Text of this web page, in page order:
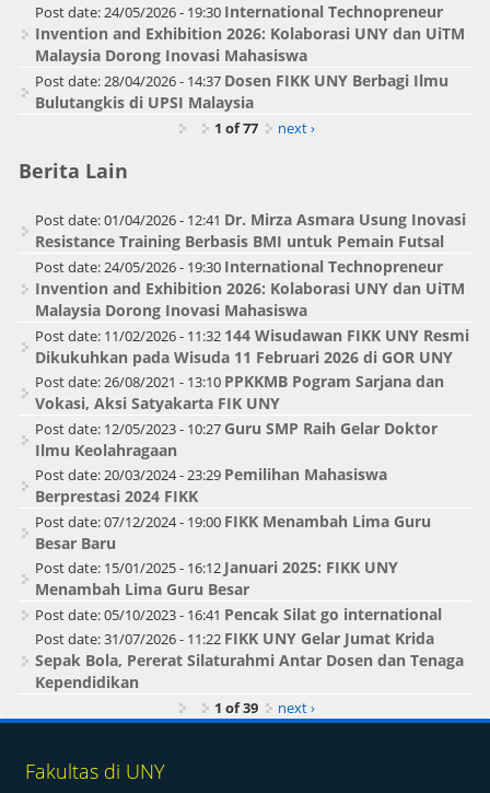
Post date:24/05/2026 - 19:30 International Technopreneur
Invention and Exhibition 2026: Kolaborasi UNY dan UiTM
Malaysia Dorong Inovasi Mahasiswa
Post date:28/04/2026 - 14:37 Dosen FIKK UNY Berbagi Ilmu
Bulutangkis di UPSI Malaysia
1 of 77 next ›
Berita Lain
Post date:01/04/2026 - 12:41 Dr. Mirza Asmara Usung Inovasi
Resistance Training Berbasis BMI untuk Pemain Futsal
Post date:24/05/2026 - 19:30 International Technopreneur
Invention and Exhibition 2026: Kolaborasi UNY dan UiTM
Malaysia Dorong Inovasi Mahasiswa
Post date: 11/02/2026 - 11:32 144 Wisudawan FIKK UNY Resmi
Dikukuhkan pada Wisuda 11 Februari 2026 di GOR UNY
Post date:26/08/2021 - 13:10 PPKKMB Pogram Sarjana dan
Vokasi, Aksi Satyakarta FIK UNY
Post date: 12/05/2023 - 10:27 Guru SMP Raih Gelar Doktor
Ilmu Keolahragaan
Post date:20/03/2024 - 23:29 Pemilihan Mahasiswa
Berprestasi 2024 FIKK
Post date:07/12/2024 - 19:00 FIKK Menambah Lima Guru
Besar Baru
Post date: 15/01/2025 - 16:12 Januari 2025: FIKK UNY
Menambah Lima Guru Besar
Post date:05/10/2023 - 16:41 Pencak Silat go international
Post date:31/07/2026 - 11:22 FIKK UNY Gelar Jumat Krida
Sepak Bola, Pererat Silaturahmi Antar Dosen dan Tenaga
Kependidikan
1 of 39 next ›
Fakultas di UNY